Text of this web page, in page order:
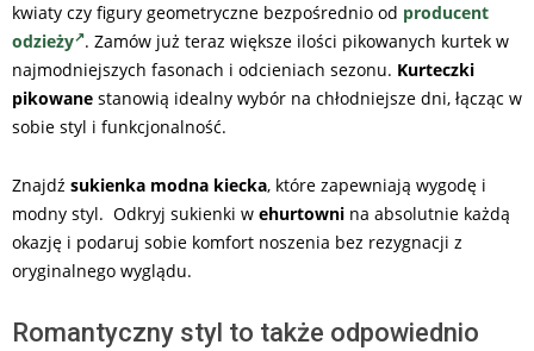
kwiaty czy figury geometryczne bezpośrednio od producent
odzieży . Zamów już teraz większe ilości pikowanych kurtek w
najmodniejszych fasonach i odcieniach sezonu. Kurteczki
pikowane stanowią idealny wybór na chłodniejsze dni, łącząc w
sobie styl i funkcjonalność.
Znajdź sukienka modna kiecka, które zapewniają wygodę i
modny styl. Odkryj sukienki w ehurtowni na absolutnie każdą
okazję i podaruj sobie komfort noszenia bez rezygnacji z
oryginalnego wyglądu.
Romantyczny styl to także odpowiednio